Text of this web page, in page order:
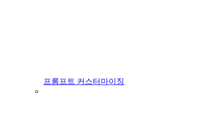
프롬프트 커스터마이징